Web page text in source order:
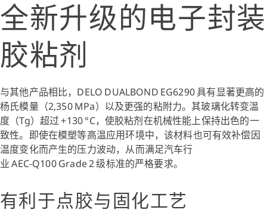
全新升级的电子封装
胶粘剂
与其他产品相比，DELO DUALBOND EG6290 具有显著更高的
杨氏模量（2,350 MPa）以及更强的粘附力。其玻璃化转变温
度（Tg）超过 +130 °C，使胶粘剂在机械性能上保持出色的一
致性。即使在模塑等高温应用环境中，该材料也可有效补偿因
温度变化而产生的压力波动，从而满足汽车行
业 AEC‑Q100 Grade 2 级标准的严格要求。
有利于点胶与固化工艺